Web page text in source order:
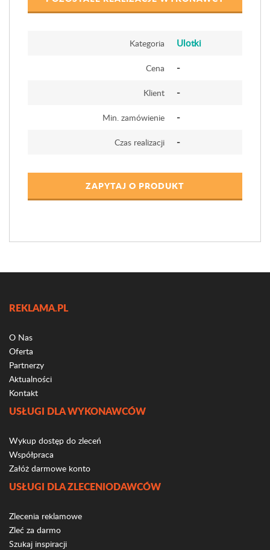
Kategoria Ulotki
Cena -
Klient -
Min. zamówienie -
Czas realizacji -
ZAPYTAJ O PRODUKT
REKLAMA.PL
O Nas
Oferta
Partnerzy
Aktualności
Kontakt
USŁUGI DLA WYKONAWCÓW
Wykup dostęp do zleceń
Współpraca
Załóż darmowe konto
USŁUGI DLA ZLECENIODAWCÓW
Zlecenia reklamowe
Zleć za darmo
Szukaj inspiracji